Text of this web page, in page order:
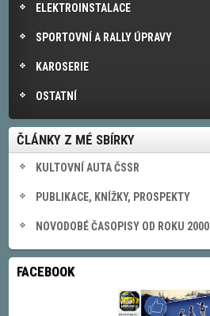
ELEKTROINSTALACE
SPORTOVNÍ A RALLY ÚPRAVY
KAROSERIE
OSTATNÍ
ČLÁNKY Z MÉ SBÍRKY
KULTOVNÍ AUTA ČSSR
PUBLIKACE, KNÍŽKY, PROSPEKTY
NOVODOBÉ ČASOPISY OD ROKU 2000
FACEBOOK